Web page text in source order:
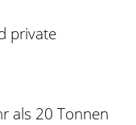
private
als 20 Tonnen